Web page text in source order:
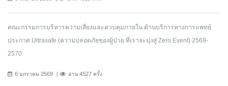
คณะกรรมการบริหารความเสี่ยงและควบคุมภายใน ด้านบริการทางการแพทย์
ประกาศ Ultrasafe (ความปลอดภัยของผู้ป่วย ที่เราจะมุ่งสู่ Zero Event) 2569-
2570
6 มกราคม 2569 อ่าน 4527 ครั้ง